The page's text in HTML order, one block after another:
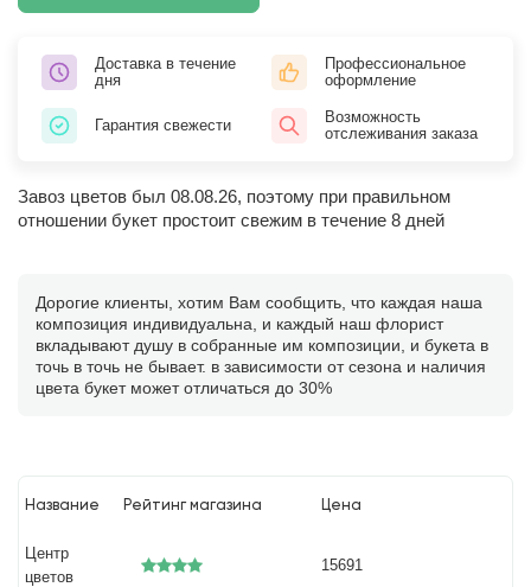
Доставка в течение
дня
Профессиональное
оформление
Гарантия свежести
Возможность
отслеживания заказа
Завоз цветов был 08.08.26, поэтому при правильном
отношении букет простоит свежим в течение 8 дней
Дорогие клиенты, хотим Вам сообщить, что каждая наша
композиция индивидуальна, и каждый наш флорист
вкладывают душу в собранные им композиции, и букета в
точь в точь не бывает. в зависимости от сезона и наличия
цвета букет может отличаться до 30%
Название Рейтинг магазина Цена
Центр
цветов
15691